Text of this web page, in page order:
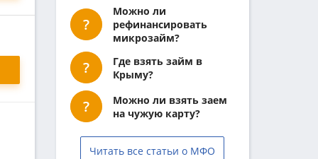
Можно ли
рефинансировать
микрозайм?
Где взять займ в
Крыму?
Можно ли взять заем
на чужую карту?
Читать все статьи о МФО